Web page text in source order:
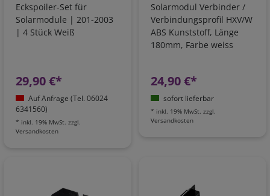
Eckspoiler-Set für
Solarmodule | 201-2003
| 4 Stück Weiß
29,90 €*
Auf Anfrage (Tel. 06024
6341560)
* inkl. 19% MwSt. zzgl.
Versandkosten
Solarmodul Verbinder /
Verbindungsprofil HXV/W
ABS Kunststoff, Länge
180mm, Farbe weiss
24,90 €*
sofort lieferbar
* inkl. 19% MwSt. zzgl.
Versandkosten